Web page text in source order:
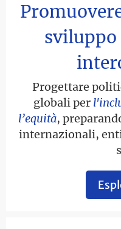
Progettare
globali per
l’equità,
internazionali,